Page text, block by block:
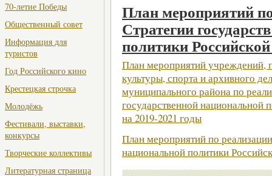
70-летие Победы
Общественный совет
Информация для
туристов
Год Российского кино
Крестецкая строчка
Молодёжь
Фестивали, выставки,
конкурсы
Творческие коллективы
Литературная страница
План мероприятий
Стратегии
политики
План мероприятий учреждений,
культуры, спорта и архивного
муниципального района по
государственной национальной
на 2019-2021 годы
План мероприятий по
национальной политики